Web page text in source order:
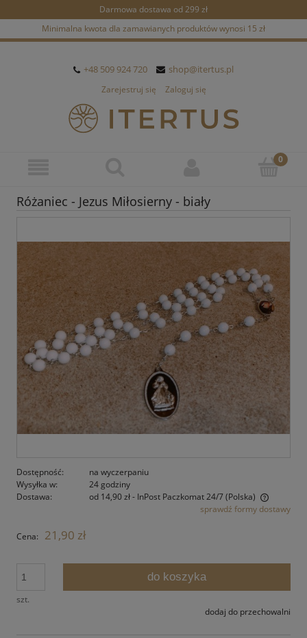
Darmowa dostawa od 299 zł
Minimalna kwota dla zamawianych produktów wynosi 15 zł
+48 509 924 720 shop@itertus.pl
Zarejestruj się Zaloguj się
Różaniec - Jezus Miłosierny - biały
Dostępność:
na wyczerpaniu
Wysyłka w:
24 godziny
Dostawa:
od 14,90 zł- InPost Paczkomat 24/7(Polska)
Cena nie zawiera ewentualnych kosztów płatnościsprawdź formy dostawy
Cena: 21,90 zł
szt.
do koszyka
dodaj do przechowalni